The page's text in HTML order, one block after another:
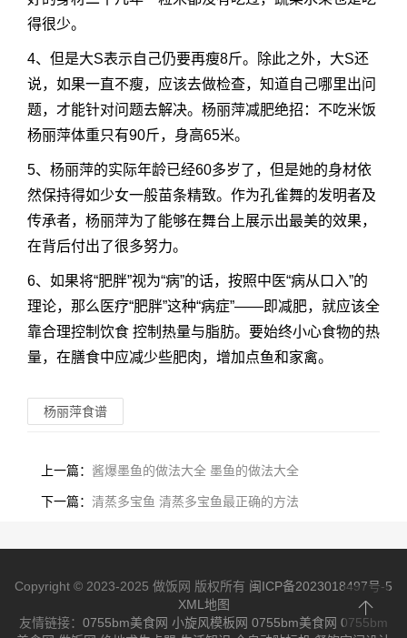
得很少。
4、但是大S表示自己仍要再瘦8斤。除此之外，大S还
说，如果一直不瘦，应该去做检查，知道自己哪里出问
题，才能针对问题去解决。杨丽萍减肥绝招：不吃米饭
杨丽萍体重只有90斤，身高65米。
5、杨丽萍的实际年龄已经60多岁了，但是她的身材依
然保持得如少女一般苗条精致。作为孔雀舞的发明者及
传承者，杨丽萍为了能够在舞台上展示出最美的效果，
在背后付出了很多努力。
6、如果将“肥胖”视为“病”的话，按照中医“病从口入”的
理论，那么医疗“肥胖”这种“病症”——即减肥，就应该全
靠合理控制饮食 控制热量与脂肪。要始终小心食物的热
量，在膳食中应减少些肥肉，增加点鱼和家禽。
杨丽萍食谱
上一篇： 酱爆墨鱼的做法大全 墨鱼的做法大全
下一篇： 清蒸多宝鱼 清蒸多宝鱼最正确的方法
Copyright © 2023-2025 做饭网 版权所有 闽ICP备2023018497号-5
XML地图
友情链接： 0755bm美食网 小旋风模板网 0755bm美食网 0755bm